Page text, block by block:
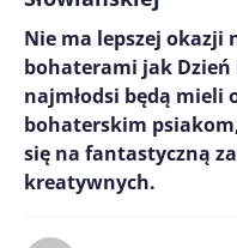
Nie ma lepszej
bohaterami jak Dzień
najmłodsi będą mieli
bohaterskim
się na fantastyczną
kreatywnych.